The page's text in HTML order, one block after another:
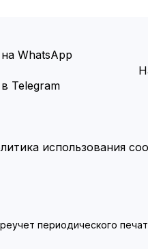
WhatsApp
Telegram
использования
периодического